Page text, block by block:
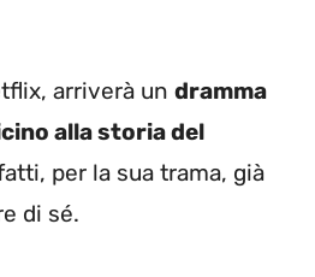
arriverà un dramma
alla storia del
per la sua trama, già
di sé.